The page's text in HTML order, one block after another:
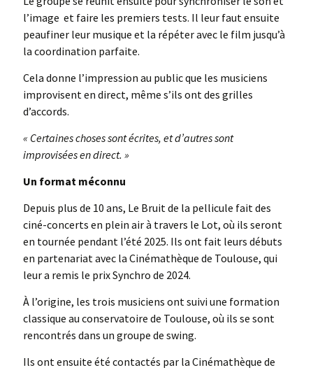
l’image et faire les premiers tests. Il leur faut ensuite
peaufiner leur musique et la répéter avec le film jusqu’à
la coordination parfaite.
Cela donne l’impression au public que les musiciens
improvisent en direct, même s’ils ont des grilles
d’accords.
« Certaines choses sont écrites, et d’autres sont
improvisées en direct. »
Un format méconnu
Depuis plus de 10 ans, Le Bruit de la pellicule fait des
ciné-concerts en plein air à travers le Lot, où ils seront
en tournée pendant l’été 2025. Ils ont fait leurs débuts
en partenariat avec la Cinémathèque de Toulouse, qui
leur a remis le prix Synchro de 2024.
À l’origine, les trois musiciens ont suivi une formation
classique au conservatoire de Toulouse, où ils se sont
rencontrés dans un groupe de swing.
Ils ont ensuite été contactés par la Cinémathèque de